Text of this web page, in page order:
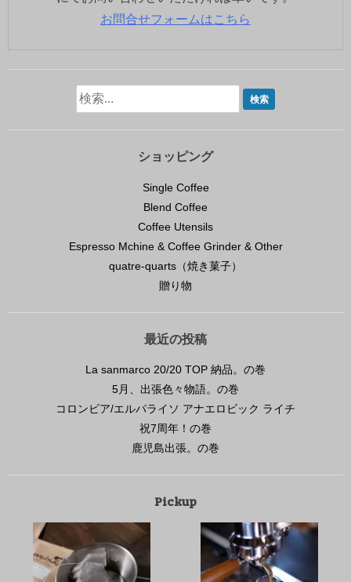
お問合せフォームはこちら
ショッピング
Single Coffee
Blend Coffee
Coffee Utensils
Espresso Mchine & Coffee Grinder & Other
quatre-quarts（焼き菓子）
贈り物
最近の投稿
La sanmarco 20/20 TOP 納品。の巻
5月、出張色々物語。の巻
コロンビア/エルパライソ アナエロビック ライチ
祝7周年！の巻
鹿児島出張。の巻
Pickup